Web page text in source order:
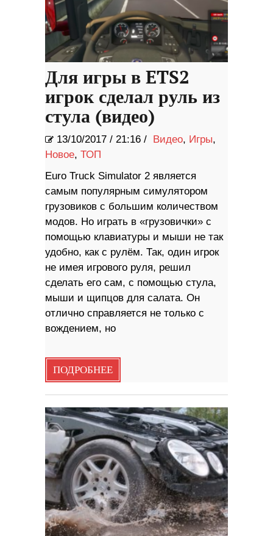
Для игры в ETS2
игрок сделал руль из
стула (видео)
13/10/2017 / 21:16 / Видео, Игры,
Новое, ТОП
Euro Truck Simulator 2 является
самым популярным симулятором
грузовиков с большим количеством
модов. Но играть в «грузовички» с
помощью клавиатуры и мыши не так
удобно, как с рулём. Так, один игрок
не имея игрового руля, решил
сделать его сам, с помощью стула,
мыши и щипцов для салата. Он
отлично справляется не только с
вождением, но
ПОДРОБНЕЕ